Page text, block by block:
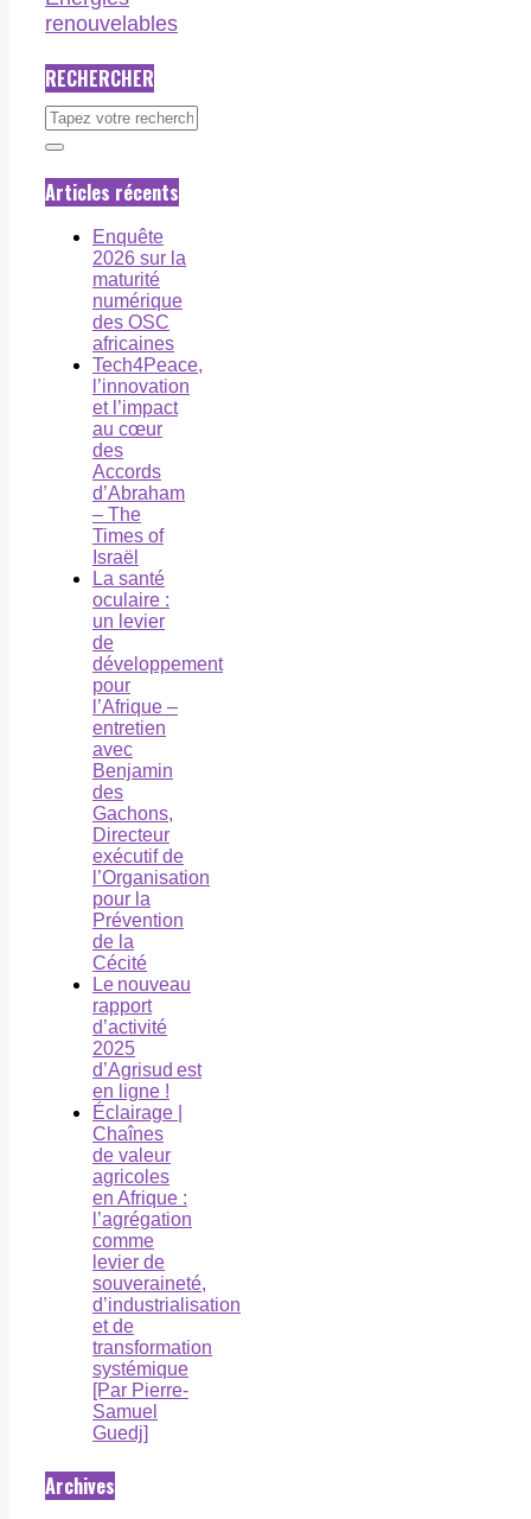
renouvelables
RECHERCHER
Articles récents
Enquête
2026 sur la
maturité
numérique
des OSC
africaines
Tech4Peace,
l’innovation
et l’impact
au cœur
des
Accords
d’Abraham
– The
Times of
Israël
La santé
oculaire :
un levier
de
développement
pour
l’Afrique –
entretien
avec
Benjamin
des
Gachons,
Directeur
exécutif de
l’Organisation
pour la
Prévention
de la
Cécité
Le nouveau
rapport
d’activité
2025
d’Agrisud est
en ligne !
Éclairage |
Chaînes
de valeur
agricoles
en Afrique :
l’agrégation
comme
levier de
souveraineté,
d’industrialisation
et de
transformation
systémique
[Par Pierre-
Samuel
Guedj]
Archives